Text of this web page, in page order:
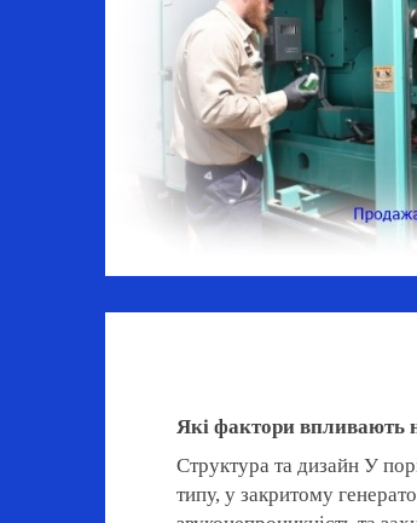
Які фактори впливають
Структура та дизайн У
типу, у закритому